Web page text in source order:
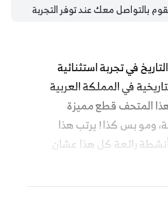
بالتواصل معك عند توفر التجربة
في تجربة استثنائية
في المملكة العربية
المتحف قطع مميزة
ومو بس كذا! يرتب هذا
رائعة كل هذا عشان
استثنائية سواءً كانوا
وتعلم عن تاريخ الدولة